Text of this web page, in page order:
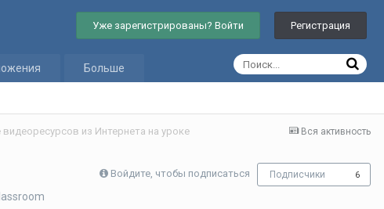
Уже зарегистрированы? Войти Регистрация
Больше
Вся активность
из Интернета на уроке
Войдите, чтобы подписаться Подписчики 6